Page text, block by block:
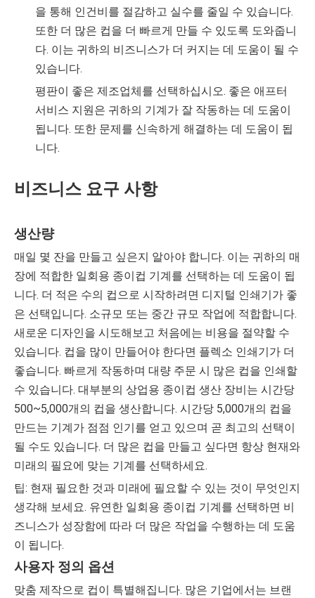
을 통해 인건비를 절감하고 실수를 줄일 수 있습니다.
또한 더 많은 컵을 더 빠르게 만들 수 있도록 도와줍니
다. 이는 귀하의 비즈니스가 더 커지는 데 도움이 될 수
있습니다.
평판이 좋은 제조업체를 선택하십시오. 좋은 애프터
서비스 지원은 귀하의 기계가 잘 작동하는 데 도움이
됩니다. 또한 문제를 신속하게 해결하는 데 도움이 됩
니다.
비즈니스 요구 사항
생산량
매일 몇 잔을 만들고 싶은지 알아야 합니다. 이는 귀하의 매
장에 적합한 일회용 종이컵 기계를 선택하는 데 도움이 됩
니다. 더 적은 수의 컵으로 시작하려면 디지털 인쇄기가 좋
은 선택입니다. 소규모 또는 중간 규모 작업에 적합합니다.
새로운 디자인을 시도해보고 처음에는 비용을 절약할 수
있습니다. 컵을 많이 만들어야 한다면 플렉소 인쇄기가 더
좋습니다. 빠르게 작동하며 대량 주문 시 많은 컵을 인쇄할
수 있습니다. 대부분의 상업용 종이컵 생산 장비는 시간당
500~5,000개의 컵을 생산합니다. 시간당 5,000개의 컵을
만드는 기계가 점점 인기를 얻고 있으며 곧 최고의 선택이
될 수도 있습니다. 더 많은 컵을 만들고 싶다면 항상 현재와
미래의 필요에 맞는 기계를 선택하세요.
팁: 현재 필요한 것과 미래에 필요할 수 있는 것이 무엇인지
생각해 보세요. 유연한 일회용 종이컵 기계를 선택하면 비
즈니스가 성장함에 따라 더 많은 작업을 수행하는 데 도움
이 됩니다.
사용자 정의 옵션
맞춤 제작으로 컵이 특별해집니다. 많은 기업에서는 브랜